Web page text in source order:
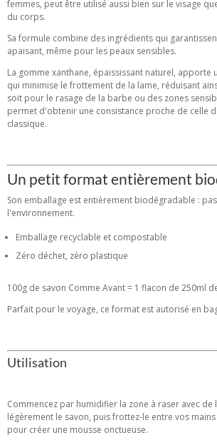
femmes, peut être utilisé aussi bien sur le visage
du corps.
Sa formule combine des ingrédients qui
apaisant, même pour les peaux sensibles.
La gomme xanthane, épaississant naturel, apporte
qui minimise le frottement de la lame, réduisant
soit pour le rasage de la barbe ou des zones
permet d'obtenir une consistance proche de celle
classique.
Un petit format entièrement
Son emballage est entièrement biodégradable :
l'environnement.
Emballage recyclable et compostable
Zéro déchet, zéro plastique
100g de savon Comme Avant = 1 flacon de 250ml
Parfait pour le voyage, ce format est autorisé en
Utilisation
Commencez par humidifier la zone à raser avec de
légèrement le savon, puis frottez-le entre vos
pour créer une mousse onctueuse.